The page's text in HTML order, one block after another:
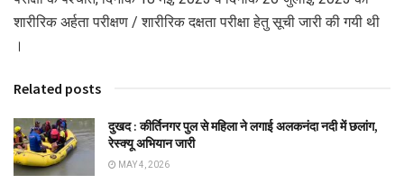
शारीरिक अर्हता परीक्षण / शारीरिक दक्षता परीक्षा हेतु सूची जारी की गयी थी
।
Related posts
दुखद : कीर्तिनगर पुल से महिला ने लगाई अलकनंदा नदी में छलांग,
रेस्क्यू अभियान जारी
MAY 4, 2026